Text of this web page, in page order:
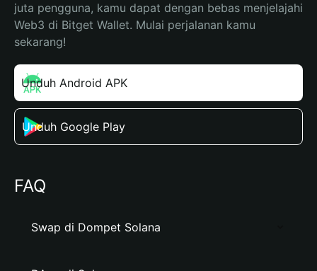
juta pengguna, kamu dapat dengan bebas menjelajahi
Web3 di Bitget Wallet. Mulai perjalanan kamu
sekarang!
Unduh Android APK
Unduh Google Play
FAQ
Swap di Dompet Solana